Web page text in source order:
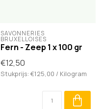
SAVONNERIES
BRUXELLOISES
Fern - Zeep 1 x 100 gr
€12,50
Stukprijs: €125,00 / Kilogram